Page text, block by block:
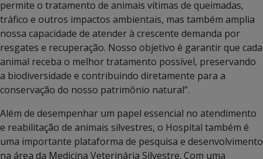
permite o tratamento de animais vítimas de queimadas,
tráfico e outros impactos ambientais, mas também amplia
nossa capacidade de atender à crescente demanda por
resgates e recuperação. Nosso objetivo é garantir que cada
animal receba o melhor tratamento possível, preservando
a biodiversidade e contribuindo diretamente para a
conservação do nosso patrimônio natural”.
Além de desempenhar um papel essencial no atendimento
e reabilitação de animais silvestres, o Hospital também é
uma importante plataforma de pesquisa e desenvolvimento
na área da Medicina Veterinária Silvestre. Com uma